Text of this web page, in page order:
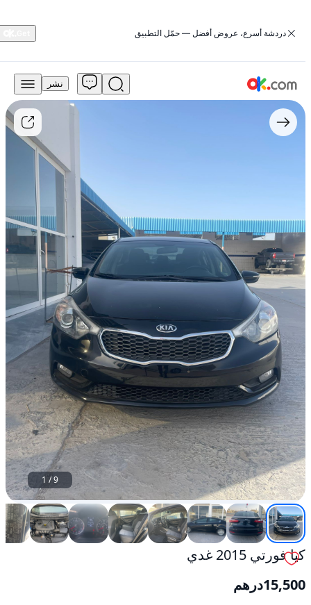
‏دردشة أسرع، عروض أفضل — حمّل التطبيق
15,500
درهم
للبيع
كيا
نشر
1 /9
كيا فورتي 2015 غدي
15,500درهم